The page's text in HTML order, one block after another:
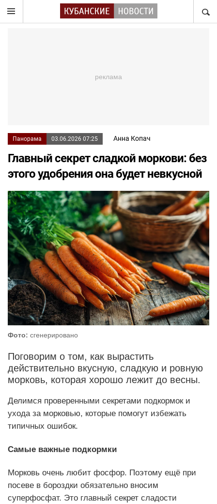
Панорама 03.06.2026 07:25 Анна Копач
Главный секрет сладкой моркови: без
этого удобрения она будет невкусной
Фото: сгенерировано
Поговорим о том, как вырастить
действительно вкусную, сладкую и ровную
морковь, которая хорошо лежит до весны.
Делимся проверенными секретами подкормок и
ухода за морковью, которые помогут избежать
типичных ошибок.
Самые важные подкормки
Морковь очень любит фосфор. Поэтому ещё при
посеве в бороздки обязательно вносим
суперфосфат. Это главный секрет сладости